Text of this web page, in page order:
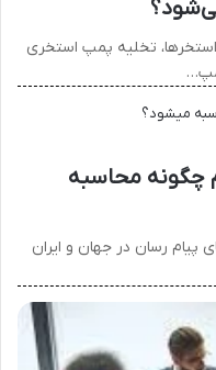
تخلیه پمپ استخری
چگونه محاسبه
پیام رسان در جهان و ایران